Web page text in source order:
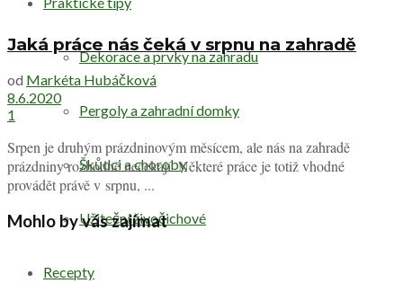
Dekorace a prvky na zahradu
Pergoly a zahradní domky
Škůdci a choroby
Užiteční živočichové
Recepty
Jaká práce nás čeká v srpnu na zahradě
od Markéta Hubáčková
8.6.2020
1
Srpen je druhým prázdninovým měsícem, ale nás na zahradě
prázdniny rozhodně nečekají. Některé práce je totiž vhodné
provádět právě v srpnu, ...
Mohlo by vás zajímat